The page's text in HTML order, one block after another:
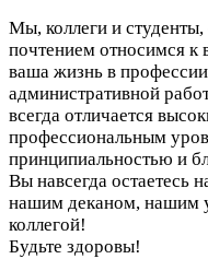
Мы, коллеги и
почтением относимся к
ваша жизнь в
административной
всегда отличается
профессиональным
принципиальностью и
Вы навсегда остаетесь
нашим деканом, нашим
коллегой!
Будьте здоровы!